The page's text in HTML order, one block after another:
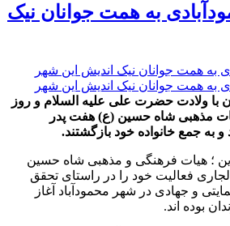
محمودآبادی به همت جوانان نیک
با ولادت حضرت علی علیه السلام و روز
مذهبی شاه حسین (ع) هفت پدر
و به جمع خانواده خود بازگشتند.
؛ هیات فرهنگی و مذهبی شاه حسین
فعالیت خود را در راستای تحقق
و جهادی در شهر محمودآباد آغاز
بوده اند.